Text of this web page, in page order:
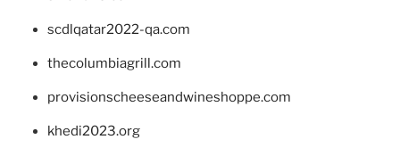
scdlqatar2022-qa.com
thecolumbiagrill.com
provisionscheeseandwineshoppe.com
khedi2023.org